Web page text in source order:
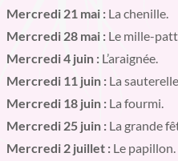
Mercredi 21 mai : La chenille.
Mercredi 28 mai : Le mille-
Mercredi 4 juin : L’araignée.
Mercredi 11 juin : La
Mercredi 18 juin : La fourmi.
Mercredi 25 juin : La grande
Mercredi 2 juillet : Le papillon.